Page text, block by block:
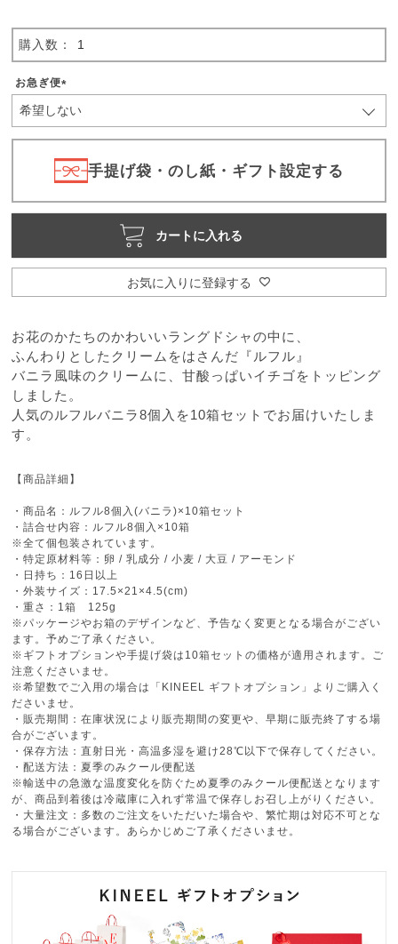
お気に入りに登録する
カートに入れる
お急ぎ便
必
手提げ袋・のし紙・ギフト設定する
お花のかたちのかわいいラングドシャの中に、
ふんわりとしたクリームをはさんだ『ルフル』
バニラ風味のクリームに、甘酸っぱいイチゴをトッピング
しました。
人気のルフルバニラ8個入を10箱セットでお届けいたしま
す。
【商品詳細】
・商品名：ルフル8個入(バニラ)×10箱セット
・詰合せ内容：ルフル8個入×10箱
※全て個包装されています。
・特定原材料等：卵 / 乳成分 / 小麦 / 大豆 / アーモンド
・日持ち：16日以上
・外装サイズ：17.5×21×4.5(cm)
・重さ：1箱 125g
※パッケージやお箱のデザインなど、予告なく変更となる場合がござい
ます。予めご了承ください。
※ギフトオプションや手提げ袋は10箱セットの価格が適用されます。ご
注意くださいませ。
※希望数でご入用の場合は「KINEEL ギフトオプション」よりご購入く
ださいませ。
・販売期間：在庫状況により販売期間の変更や、早期に販売終了する場
合がございます。
・保存方法：直射日光・高温多湿を避け28℃以下で保存してください。
・配送方法：夏季のみクール便配送
※輸送中の急激な温度変化を防ぐため夏季のみクール便配送となります
が、商品到着後は冷蔵庫に入れず常温で保存しお召し上がりください。
・大量注文：多数のご注文をいただいた場合や、繁忙期は対応不可とな
る場合がございます。あらかじめご了承くださいませ。